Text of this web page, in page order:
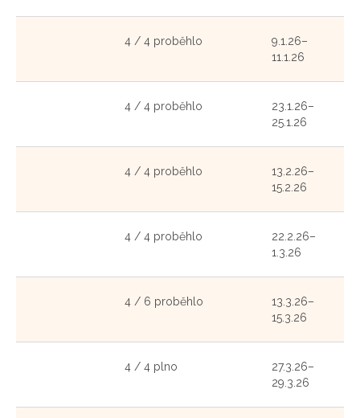
4 / 4 proběhlo
9.1.26–
11.1.26
4 / 4 proběhlo
23.1.26–
25.1.26
4 / 4 proběhlo
13.2.26–
15.2.26
4 / 4 proběhlo
22.2.26–
1.3.26
4 / 6 proběhlo
13.3.26–
15.3.26
4 / 4 plno
27.3.26–
29.3.26